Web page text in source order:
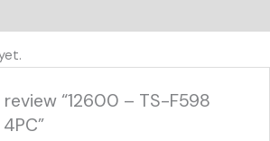
“12600 – TS-F598